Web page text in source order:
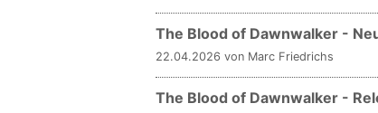
The Blood of Dawnwalker -
22.04.2026 von Marc Friedrichs
The Blood of Dawnwalker -